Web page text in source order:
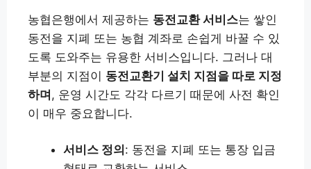
농협은행에서 제공하는 동전교환 서비스는 쌓인
동전을 지폐 또는 농협 계좌로 손쉽게 바꿀 수 있
도록 도와주는 유용한 서비스입니다. 그러나 대
부분의 지점이 동전교환기 설치 지점을 따로 지정
하며, 운영 시간도 각각 다르기 때문에 사전 확인
이 매우 중요합니다.
서비스 정의: 동전을 지폐 또는 통장 입금